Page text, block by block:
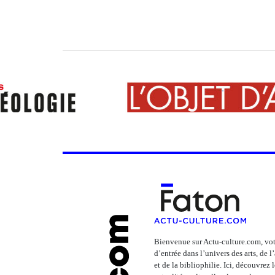
Bienvenue sur Actu-culture.com,
d’entrée dans l’univers des arts, de
et de la bibliophilie. Ici, découvrez